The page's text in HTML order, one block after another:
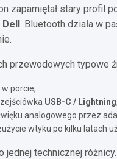
zapamiętał stary profil
Dell. Bluetooth działa w
przewodowych typowe
w porcie,
USB-C / Lightning,
analogowego przez
wtyku po kilku latach
jednej technicznej